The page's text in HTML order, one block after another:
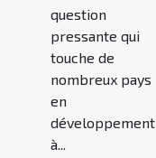
question
pressante qui
touche de
nombreux pays
en
développement
à...